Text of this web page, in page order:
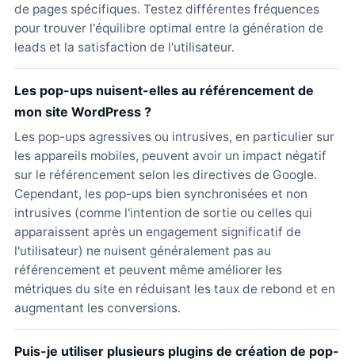
de pages spécifiques. Testez différentes fréquences
pour trouver l'équilibre optimal entre la génération de
leads et la satisfaction de l'utilisateur.
Les pop-ups nuisent-elles au référencement de
mon site WordPress ?
Les pop-ups agressives ou intrusives, en particulier sur
les appareils mobiles, peuvent avoir un impact négatif
sur le référencement selon les directives de Google.
Cependant, les pop-ups bien synchronisées et non
intrusives (comme l'intention de sortie ou celles qui
apparaissent après un engagement significatif de
l'utilisateur) ne nuisent généralement pas au
référencement et peuvent même améliorer les
métriques du site en réduisant les taux de rebond et en
augmentant les conversions.
Puis-je utiliser plusieurs plugins de création de pop-